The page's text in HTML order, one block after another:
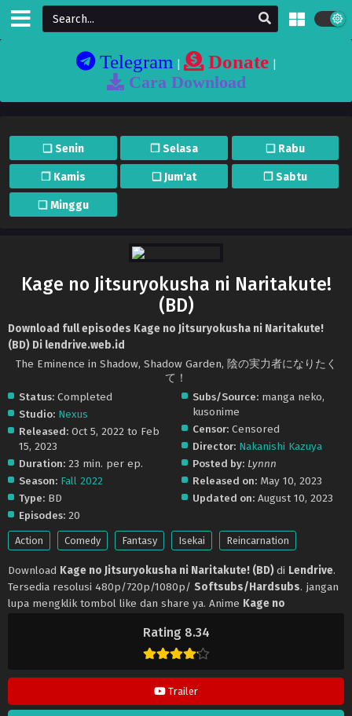
Telegram| Donate|
Cara Download
❏ Senin ❐ Selasa ❏ Rabu
❐ Kamis ❏ Jum'at ❐ Sabtu
❏ Minggu
Rating 8.34
Trailer
Kage no Jitsuryokusha ni Naritakute!
(BD)
Download full episodes Kage no Jitsuryokusha ni Naritakute!
(BD) Di lendrive.web.id
The Eminence in Shadow, Shadow Garden, 陰の実力者になりたく
て！
Status: Completed
Studio: Nexus
Released: Oct 5, 2022 to Feb
15, 2023
Duration: 23 min. per ep.
Season: Fall 2022
Type: BD
Episodes: 20
Subs/Source: manga neko,
kusonime
Censor: Censored
Director: Nakanishi Kazuya
Posted by: Lynnn
Released on: May 10, 2023
Updated on: August 10, 2023
Action Comedy Fantasy Isekai Reincarnation
Download Kage no Jitsuryokusha ni Naritakute! (BD)di Lendrive.
Tersedia resolusi 480p/720p/1080p/ Softsubs/Hardsubs. jangan
lupa mengklik tombol like dan share ya. Anime Kage no
Jangan lupa download update anime lainnya.